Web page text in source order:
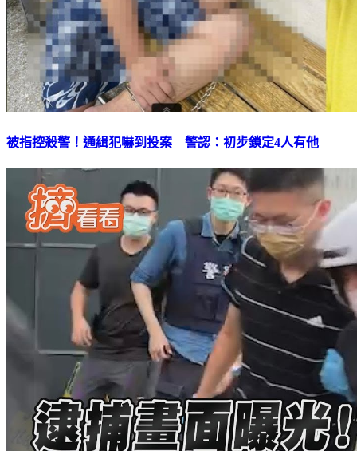
被指控殺警！通緝犯嚇到投案 警認：初步鎖定4人有他